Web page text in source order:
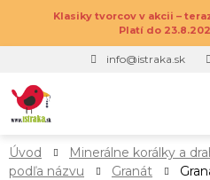
Klasiky tvorcov v akcii –
Platí do
info@istraka.sk
Úvod Minerálne korálky a
podľa názvu
Granát